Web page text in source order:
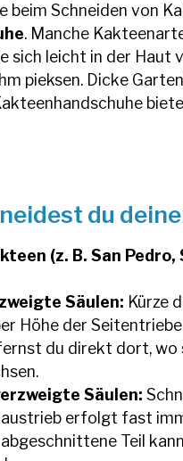
beim Schneiden von
. Manche
sich leicht in der Haut
pieksen. Dicke
du
(z. B. San
Säulen: Kürze
Höhe der
du direkt dort, wo
Säulen:
erfolgt fast
abgeschnittene Teil